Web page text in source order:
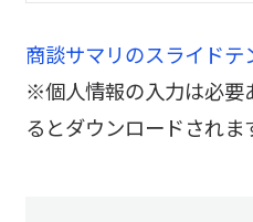
商談サマリのスライドテ
※個人情報の入力は必要
るとダウンロードされま